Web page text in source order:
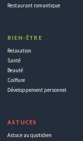
Restaurant romantique
BIEN-ÊTRE
Relaxation
Santé
Beauté
Coiffure
Développement personnel
ASTUCES
Astuce au quotidien